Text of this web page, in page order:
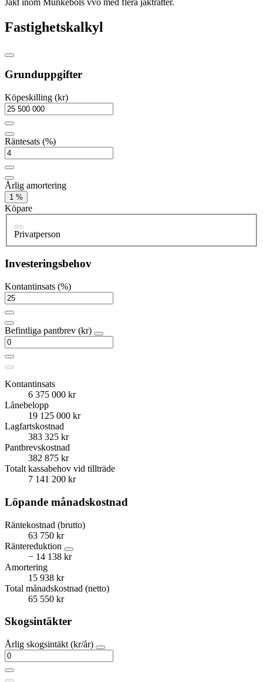
Fastighetskalkyl
Grunduppgifter
Köpeskilling (kr)
Räntesats (%)
Årlig amortering
1 %
Köpare
Privatperson
Investeringsbehov
Kontantinsats (%)
Befintliga pantbrev (kr)
Kontantinsats
6 375 000 kr
Lånebelopp
19 125 000 kr
Lagfartskostnad
383 325 kr
Pantbrevskostnad
382 875 kr
Totalt kassabehov vid tillträde
7 141 200 kr
Löpande månadskostnad
Räntekostnad (brutto)
63 750 kr
Räntereduktion
− 14 138 kr
Amortering
15 938 kr
Total månadskostnad (netto)
65 550 kr
Skogsintäkter
Årlig skogsintäkt (kr/år)